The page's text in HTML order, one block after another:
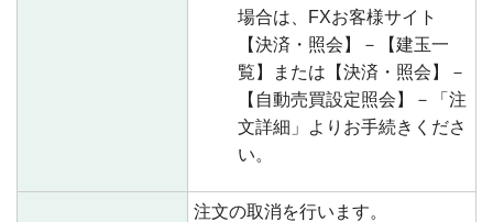
場合は、FXお客様サイト
【決済・照会】－【建玉一
覧】または【決済・照会】－
【自動売買設定照会】－「注
文詳細」よりお手続きくださ
い。
注文の取消を行います。